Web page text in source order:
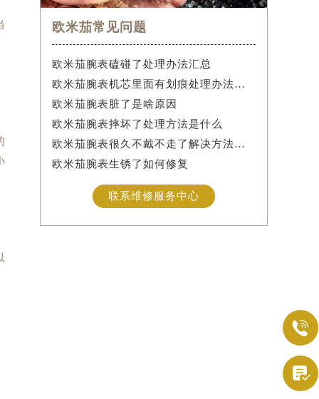
欧米茄常见问题
欧米茄腕表磕碰了处理办法汇总
欧米茄腕表机芯里面有划痕处理办法详解
欧米茄腕表脏了是啥原因
欧米茄腕表摔坏了处理方法是什么
欧米茄腕表很久不戴不走了解决方法是什么
欧米茄腕表生锈了如何修复
联系维修服务中心

